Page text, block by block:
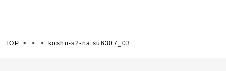
TOP koshu-s2-natsu6307_03